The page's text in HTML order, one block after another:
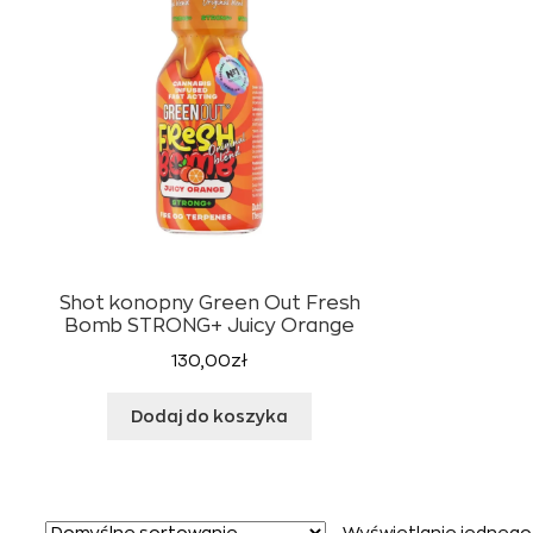
Shot konopny Green Out Fresh
Bomb STRONG+ Juicy Orange
130,00zł
Dodaj do koszyka